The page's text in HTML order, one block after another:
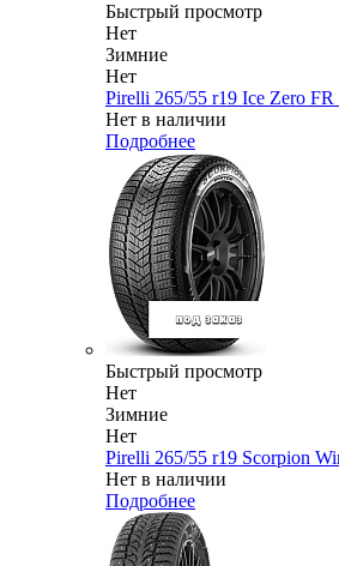
Быстрый просмотр
Нет
Зимние
Нет
Pirelli 265/55 r19 Ice Zero FR
Нет в наличии
Подробнее
Быстрый просмотр
Нет
Зимние
Нет
Pirelli 265/55 r19 Scorpion
Нет в наличии
Подробнее